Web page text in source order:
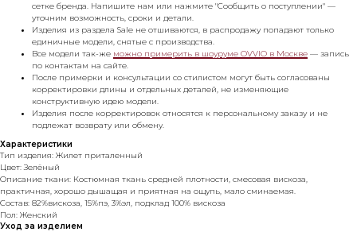
сетке бренда. Напишите нам или нажмите "Сообщить о поступлении" —
уточним возможность, сроки и детали.
Изделия из раздела Sale не отшиваются, в распродажу попадают только
единичные модели, снятые с производства.
Все модели так-же можно примерить в шоуруме OVVIO в Москве — запись
по контактам на сайте.
После примерки и консультации со стилистом могут быть согласованы
корректировки длины и отдельных деталей, не изменяющие
конструктивную идею модели.
Изделия после корректировок относятся к персональному заказу и не
подлежат возврату или обмену.
Характеристики
Тип изделия: Жилет приталенный
Цвет: Зелёный
Описание ткани: Костюмная ткань средней плотности, смесовая вискоза,
практичная, хорошо дышащая и приятная на ощупь, мало сминаемая.
Состав: 82%вискоза, 15%пэ, 3%эл, подклад 100% вискоза
Пол: Женский
Уход за изделием